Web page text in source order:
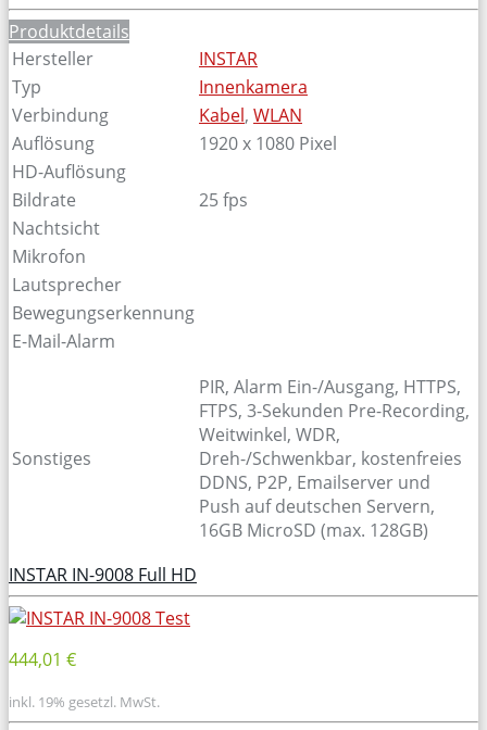
Produktdetails
Hersteller
INSTAR
Typ
Innenkamera
Verbindung
Kabel, WLAN
Auflösung
1920 x 1080 Pixel
HD-Auflösung
Bildrate
25 fps
Nachtsicht
Mikrofon
Lautsprecher
Bewegungserkennung
E-Mail-Alarm
Sonstiges
PIR, Alarm Ein-/Ausgang, HTTPS,
FTPS, 3-Sekunden Pre-Recording,
Weitwinkel, WDR,
Dreh-/Schwenkbar, kostenfreies
DDNS, P2P, Emailserver und
Push auf deutschen Servern,
16GB MicroSD (max. 128GB)
INSTAR IN-9008 Full HD
444,01 €
inkl. 19% gesetzl. MwSt.